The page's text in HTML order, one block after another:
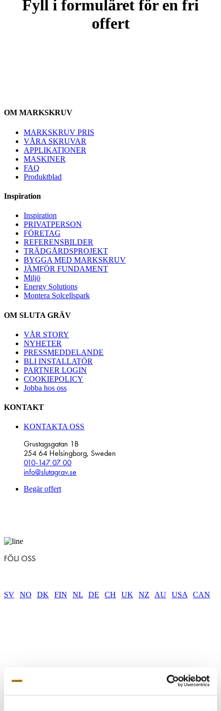
Fyll i formuläret för en fri
offert
OM MARKSKRUV
MARKSKRUV PRIS
VÅRA SKRUVAR
APPLIKATIONER
MASKINER
FAQ
Produktblad
Inspiration
Inspiration
PRIVATPERSON
FÖRETAG
REFERENSBILDER
TRÄDGÅRDSPROJEKT
BYGGA MED MARKSKRUV
JÄMFÖR FUNDAMENT
Miljö
Energy Solutions
Montera Solcellspark
OM SLUTA GRÄV
VÅR STORY
NYHETER
PRESSMEDDELANDE
BLI INSTALLATÖR
PARTNER LOGIN
COOKIEPOLICY
Jobba hos oss
KONTAKT
KONTAKTA OSS
Grustagsgatan 1B
254 64 Helsingborg, Sweden
010-147 07 00
info@slutagrav.se
Begär offert
FÖLJ OSS
SV NO DK FIN NL DE CH UK NZ AU USA CAN